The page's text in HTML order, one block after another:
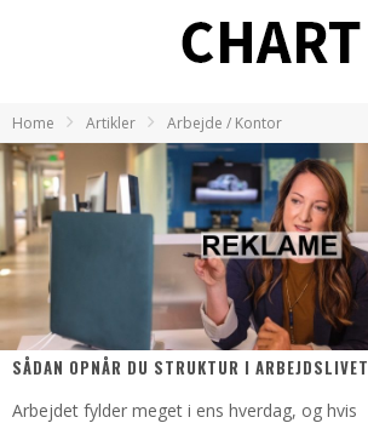
Home Artikler Arbejde / Kontor
SÅDAN OPNÅR DU STRUKTUR I ARBEJDSLIVET
Arbejdet fylder meget i ens hverdag, og hvis